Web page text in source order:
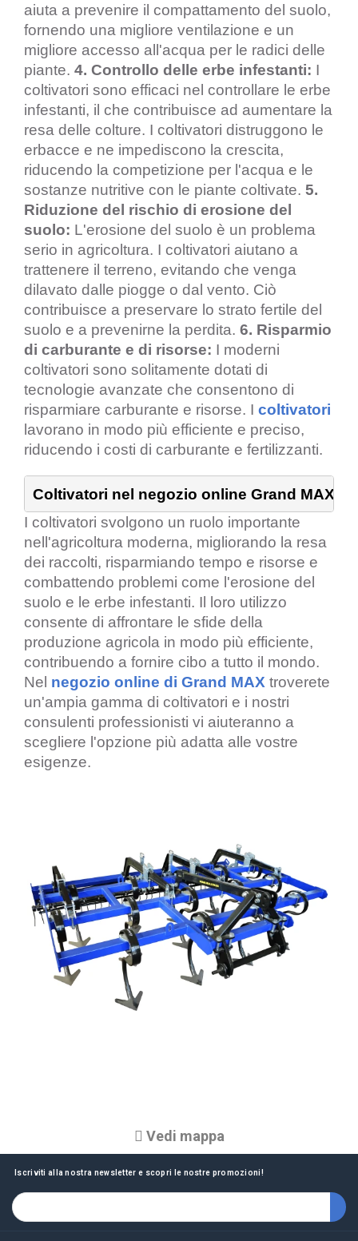
aiuta a prevenire il compattamento del suolo,
fornendo una migliore ventilazione e un
migliore accesso all'acqua per le radici delle
piante. 4. Controllo delle erbe infestanti: I
coltivatori sono efficaci nel controllare le erbe
infestanti, il che contribuisce ad aumentare la
resa delle colture. I coltivatori distruggono le
erbacce e ne impediscono la crescita,
riducendo la competizione per l'acqua e le
sostanze nutritive con le piante coltivate. 5.
Riduzione del rischio di erosione del
suolo: L'erosione del suolo è un problema
serio in agricoltura. I coltivatori aiutano a
trattenere il terreno, evitando che venga
dilavato dalle piogge o dal vento. Ciò
contribuisce a preservare lo strato fertile del
suolo e a prevenirne la perdita. 6. Risparmio
di carburante e di risorse: I moderni
coltivatori sono solitamente dotati di
tecnologie avanzate che consentono di
risparmiare carburante e risorse. I coltivatori
lavorano in modo più efficiente e preciso,
riducendo i costi di carburante e fertilizzanti.
Coltivatori nel negozio online Grand MAX
I coltivatori svolgono un ruolo importante
nell'agricoltura moderna, migliorando la resa
dei raccolti, risparmiando tempo e risorse e
combattendo problemi come l'erosione del
suolo e le erbe infestanti. Il loro utilizzo
consente di affrontare le sfide della
produzione agricola in modo più efficiente,
contribuendo a fornire cibo a tutto il mondo.
Nel negozio online di Grand MAX troverete
un'ampia gamma di coltivatori e i nostri
consulenti professionisti vi aiuteranno a
scegliere l'opzione più adatta alle vostre
esigenze.
Vedi mappa
Iscriviti alla nostra newsletter e scopri le nostre promozioni!